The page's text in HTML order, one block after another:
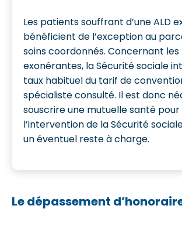
Les patients souffrant d’une ALD
bénéficient de l’exception au
soins coordonnés. Concernant les
exonérantes, la Sécurité sociale
taux habituel du tarif de
spécialiste consulté. Il est donc
souscrire une mutuelle santé
l’intervention de la Sécurité
un éventuel reste à charge.
Le dépassement